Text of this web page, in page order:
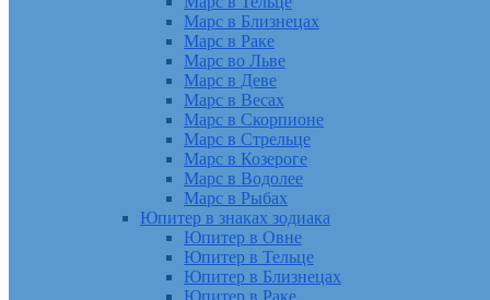
Марс в Близнецах
Марс в Раке
Марс во Льве
Марс в Деве
Марс в Весах
Марс в Скорпионе
Марс в Стрельце
Марс в Козероге
Марс в Водолее
Марс в Рыбах
Юпитер в знаках зодиака
Юпитер в Овне
Юпитер в Тельце
Юпитер в Близнецах
Юпитер в Раке